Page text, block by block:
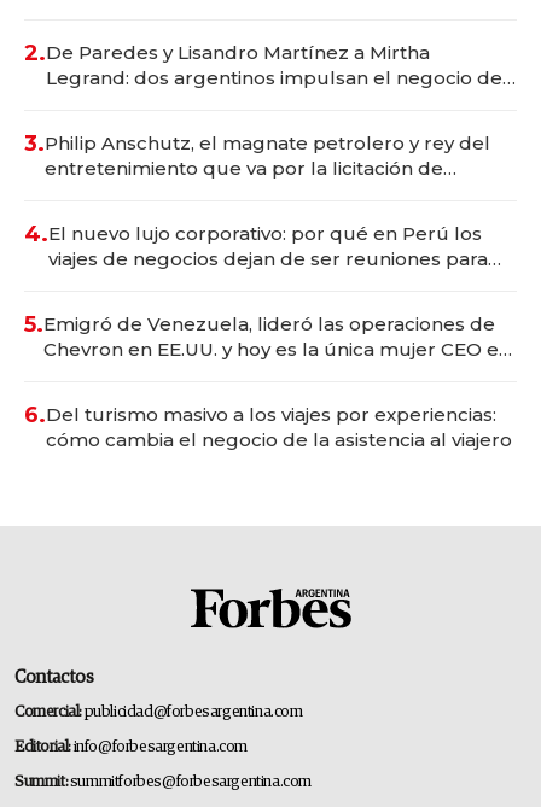
2.De Paredes y Lisandro Martínez a Mirtha
Legrand: dos argentinos impulsan el negocio del
3.Philip Anschutz, el magnate petrolero y rey del
entretenimiento que va por la licitación de
4.El nuevo lujo corporativo: por qué en Perú los
viajes de negocios dejan de ser reuniones para
5.Emigró de Venezuela, lideró las operaciones de
Chevron en EE.UU. y hoy es la única mujer CEO en
6.Del turismo masivo a los viajes por experiencias:
cómo cambia el negocio de la asistencia al viajero
Contactos
Comercial:publicidad@forbesargentina.com
Editorial:info@forbesargentina.com
Summit:summitforbes@forbesargentina.com